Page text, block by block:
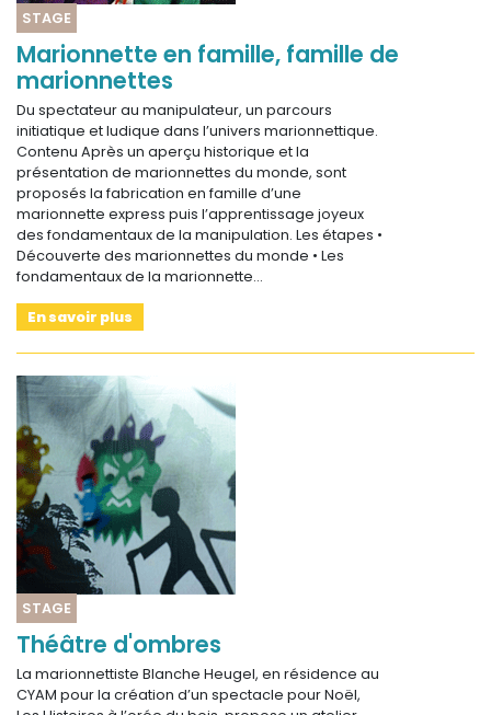
STAGE
Marionnette en famille, famille de
marionnettes
Du spectateur au manipulateur, un parcours
initiatique et ludique dans l’univers marionnettique.
Contenu Après un aperçu historique et la
présentation de marionnettes du monde, sont
proposés la fabrication en famille d’une
marionnette express puis l’apprentissage joyeux
des fondamentaux de la manipulation. Les étapes •
Découverte des marionnettes du monde • Les
fondamentaux de la marionnette…
En savoir plus
STAGE
Théâtre d'ombres
La marionnettiste Blanche Heugel, en résidence au
CYAM pour la création d’un spectacle pour Noël,